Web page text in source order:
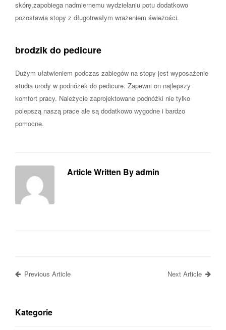
skórę,zapobiega nadmiernemu wydzielaniu potu dodatkowo
pozostawia stopy z długotrwałym wrażeniem świeżości.
brodzik do pedicure
Dużym ułatwieniem podczas zabiegów na stopy jest wyposażenie
studia urody w podnóżek do pedicure. Zapewni on najlepszy
komfort pracy. Należycie zaprojektowane podnóżki nie tylko
polepszą naszą prace ale są dodatkowo wygodne i bardzo
pomocne.
Article Written By admin
Previous Article Next Article
Kategorie